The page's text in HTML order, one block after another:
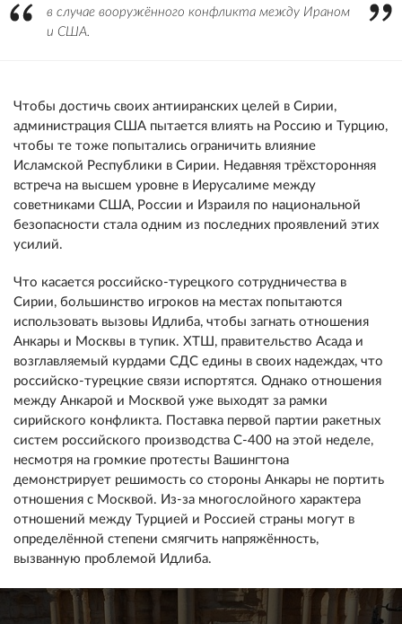
в случае вооружённого конфликта между Ираном
и США.
Чтобы достичь своих антииранских целей в Сирии,
администрация США пытается влиять на Россию и Турцию,
чтобы те тоже попытались ограничить влияние
Исламской Республики в Сирии. Недавняя трёхсторонняя
встреча на высшем уровне в Иерусалиме между
советниками США, России и Израиля по национальной
безопасности стала одним из последних проявлений этих
усилий.
Что касается российско-турецкого сотрудничества в
Сирии, большинство игроков на местах попытаются
использовать вызовы Идлиба, чтобы загнать отношения
Анкары и Москвы в тупик. ХТШ, правительство Асада и
возглавляемый курдами СДС едины в своих надеждах, что
российско-турецкие связи испортятся. Однако отношения
между Анкарой и Москвой уже выходят за рамки
сирийского конфликта. Поставка первой партии ракетных
систем российского производства С-400 на этой неделе,
несмотря на громкие протесты Вашингтона
демонстрирует решимость со стороны Анкары не портить
отношения с Москвой. Из-за многослойного характера
отношений между Турцией и Россией страны могут в
определённой степени смягчить напряжённость,
вызванную проблемой Идлиба.